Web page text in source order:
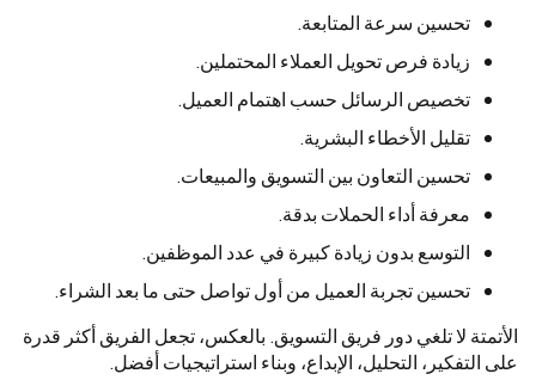
تحسين سرعة المتابعة.
زيادة فرص تحويل العملاء المحتملين.
تخصيص الرسائل حسب اهتمام العميل.
تقليل الأخطاء البشرية.
تحسين التعاون بين التسويق والمبيعات.
معرفة أداء الحملات بدقة.
التوسع بدون زيادة كبيرة في عدد الموظفين.
تحسين تجربة العميل من أول تواصل حتى ما بعد الشراء.
الأتمتة لا تلغي دور فريق التسويق. بالعكس، تجعل الفريق أكثر قدرة
على التفكير، التحليل، الإبداع، وبناء استراتيجيات أفضل.